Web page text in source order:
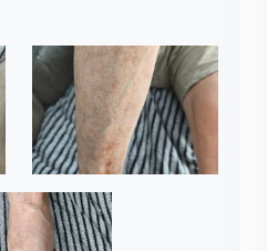
v současné době
. Také jsem chodil v
1 krabičce Activprostate